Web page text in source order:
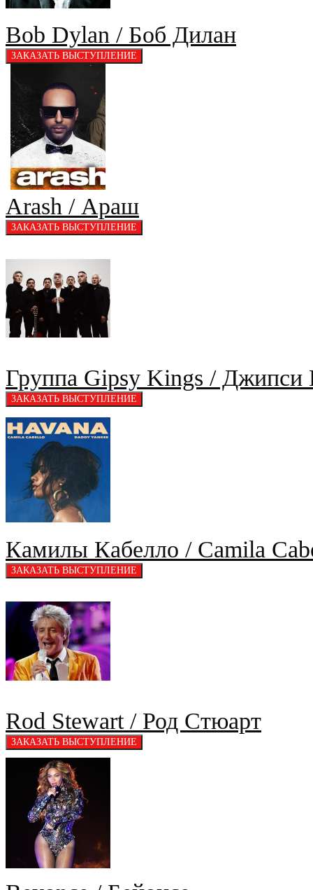
Bob Dylan / Боб Дилан
Arash / Араш
Группа Gipsy Kings / Джипси
Камилы Кабелло / Camila
Rod Stewart / Род Стюарт